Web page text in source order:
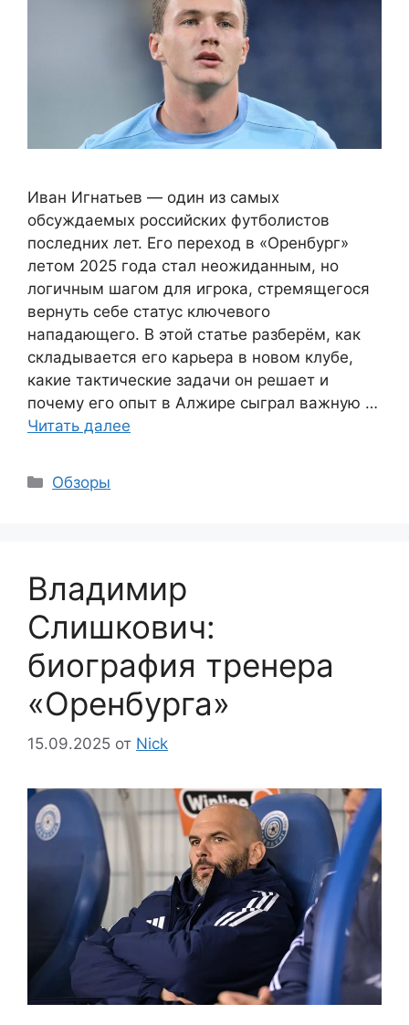
Иван Игнатьев — один из самых
обсуждаемых российских футболистов
последних лет. Его переход в «Оренбург»
летом 2025 года стал неожиданным, но
логичным шагом для игрока, стремящегося
вернуть себе статус ключевого
нападающего. В этой статье разберём, как
складывается его карьера в новом клубе,
какие тактические задачи он решает и
почему его опыт в Алжире сыграл важную …
Читать далее
Рубрики
Обзоры
Владимир
Слишкович:
биография тренера
«Оренбурга»
15.09.2025 от Nick